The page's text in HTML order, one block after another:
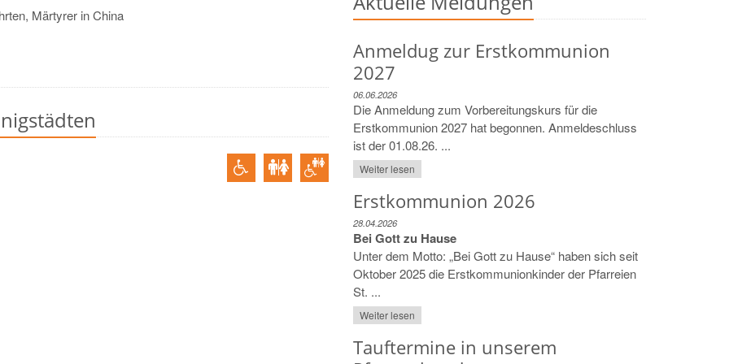
Märtyrer in China
Anmeldug zur Erstkommunion
2027
06.06.2026
Die Anmeldung zum Vorbereitungskurs für die
Erstkommunion 2027 hat begonnen. Anmeldeschluss
ist der 01.08.26. ...
Weiter lesen
Erstkommunion 2026
28.04.2026
Bei Gott zu Hause
Unter dem Motto: „Bei Gott zu Hause“ haben sich seit
Oktober 2025 die Erstkommunionkinder der Pfarreien
St. ...
Weiter lesen
Tauftermine in unserem